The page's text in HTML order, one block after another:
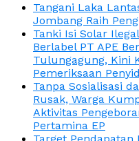
Tangani Laka
Jombang Raih
Tanki Isi Solar
Berlabel PT APE
Tulungagung, Kini
Pemeriksaan
Tanpa Sosialisasi
Rusak, Warga
Aktivitas
Pertamina EP